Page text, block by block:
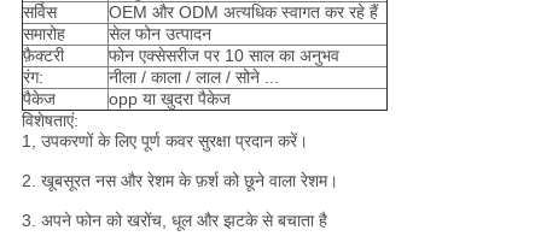
सर्विस
OEM और ODM अत्यधिक स्वागत कर रहे हैं
समारोह
सेल फोन उत्पादन
फ़ैक्टरी
फोन एक्सेसरीज पर 10 साल का अनुभव
रंग:
नीला / काला / लाल / सोने ...
पैकेज
opp या खुदरा पैकेज
विशेषताएं:
1, उपकरणों के लिए पूर्ण कवर सुरक्षा प्रदान करें।
2. खूबसूरत नस और रेशम के फ़र्श को छूने वाला रेशम।
3. अपने फोन को खरोंच, धूल और झटके से बचाता है